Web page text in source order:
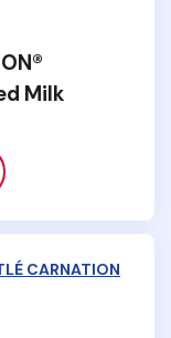
Milk
CARNATION